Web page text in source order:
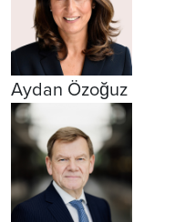
Aydan Özoğuz